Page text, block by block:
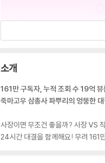
소개
161만 구독자, 누적 조회 수 19억
죽마고우 삼총사 파뿌리의 엉뚱한
사장이면 무조건 좋을까? 사장 VS
24시간 대결을 함께해요! 무려 161